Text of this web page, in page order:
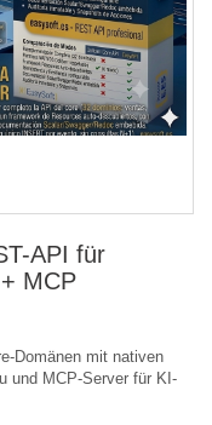
API für
MCP
Domänen mit nativen
und MCP-Server für KI-